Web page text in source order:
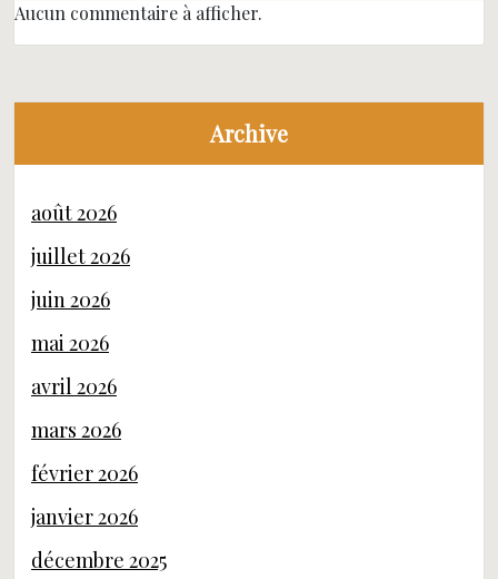
Aucun commentaire à afficher.
Archive
août 2026
juillet 2026
juin 2026
mai 2026
avril 2026
mars 2026
février 2026
janvier 2026
décembre 2025